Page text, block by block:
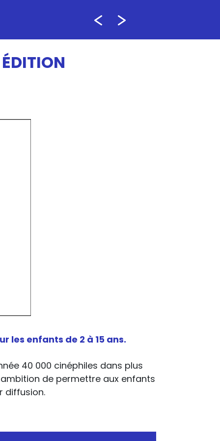
les enfants de 2 à 15 ans.
40 000 cinéphiles dans plus
de permettre aux enfants
diffusion.